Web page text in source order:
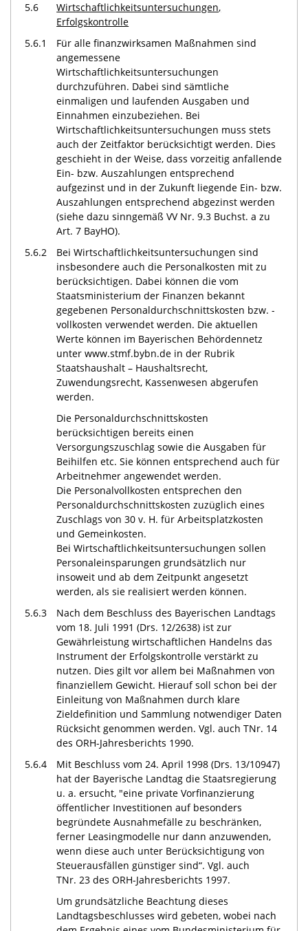
5.6
Wirtschaftlichkeitsuntersuchungen,
Erfolgskontrolle
5.6.1
Für alle finanzwirksamen Maßnahmen sind
angemessene
Wirtschaftlichkeitsuntersuchungen
durchzuführen. Dabei sind sämtliche
einmaligen und laufenden Ausgaben und
Einnahmen einzubeziehen. Bei
Wirtschaftlichkeitsuntersuchungen muss stets
auch der Zeitfaktor berücksichtigt werden. Dies
geschieht in der Weise, dass vorzeitig anfallende
Ein- bzw. Auszahlungen entsprechend
aufgezinst und in der Zukunft liegende Ein- bzw.
Auszahlungen entsprechend abgezinst werden
(siehe dazu sinngemäß VV Nr. 9.3 Buchst. a zu
Art. 7 BayHO).
5.6.2
Bei Wirtschaftlichkeitsuntersuchungen sind
insbesondere auch die Personalkosten mit zu
berücksichtigen. Dabei können die vom
Staatsministerium der Finanzen bekannt
gegebenen Personaldurchschnittskosten bzw. -
vollkosten verwendet werden. Die aktuellen
Werte können im Bayerischen Behördennetz
unter www.stmf.bybn.de in der Rubrik
Staatshaushalt – Haushaltsrecht,
Zuwendungsrecht, Kassenwesen abgerufen
werden.
Die Personaldurchschnittskosten
berücksichtigen bereits einen
Versorgungszuschlag sowie die Ausgaben für
Beihilfen etc. Sie können entsprechend auch für
Arbeitnehmer angewendet werden.
Die Personalvollkosten entsprechen den
Personaldurchschnittskosten zuzüglich eines
Zuschlags von 30 v. H. für Arbeitsplatzkosten
und Gemeinkosten.
Bei Wirtschaftlichkeitsuntersuchungen sollen
Personaleinsparungen grundsätzlich nur
insoweit und ab dem Zeitpunkt angesetzt
werden, als sie realisiert werden können.
5.6.3
Nach dem Beschluss des Bayerischen Landtags
vom 18. Juli 1991 (Drs. 12/2638) ist zur
Gewährleistung wirtschaftlichen Handelns das
Instrument der Erfolgskontrolle verstärkt zu
nutzen. Dies gilt vor allem bei Maßnahmen von
finanziellem Gewicht. Hierauf soll schon bei der
Einleitung von Maßnahmen durch klare
Zieldefinition und Sammlung notwendiger Daten
Rücksicht genommen werden. Vgl. auch TNr. 14
des ORH-Jahresberichts 1990.
5.6.4
Mit Beschluss vom 24. April 1998 (Drs. 13/10947)
hat der Bayerische Landtag die Staatsregierung
u. a. ersucht, "eine private Vorfinanzierung
öffentlicher Investitionen auf besonders
begründete Ausnahmefälle zu beschränken,
ferner Leasingmodelle nur dann anzuwenden,
wenn diese auch unter Berücksichtigung von
Steuerausfällen günstiger sind“. Vgl. auch
TNr. 23 des ORH-Jahresberichts 1997.
Um grundsätzliche Beachtung dieses
Landtagsbeschlusses wird gebeten, wobei nach